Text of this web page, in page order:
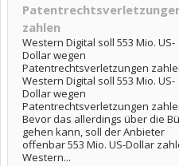
zahlen
Western Digital soll 553 Mio. US-
Dollar wegen
Patentrechtsverletzungen
Western Digital soll 553 Mio. US-
Dollar wegen
Patentrechtsverletzungen
Bevor das allerdings über die
gehen kann, soll der Anbieter
offenbar 553 Mio. US-Dollar
Western...